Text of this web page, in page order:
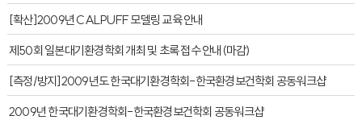
[확산]2009년 CALPUFF 모델링 교육 안내
제50회 일본대기환경학회 개최 및 초록 접수 안내(마감)
[측정/방지]2009년도 한국대기환경학회-한국환경보건학회 공동워크샵
2009년 한국대기환경학회-한국환경보건학회 공동워크샵